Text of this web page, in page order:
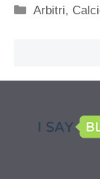
Categorie
Arbitri,